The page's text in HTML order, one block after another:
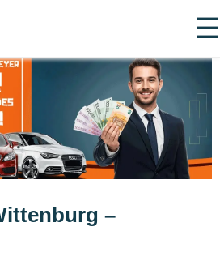
☰
–